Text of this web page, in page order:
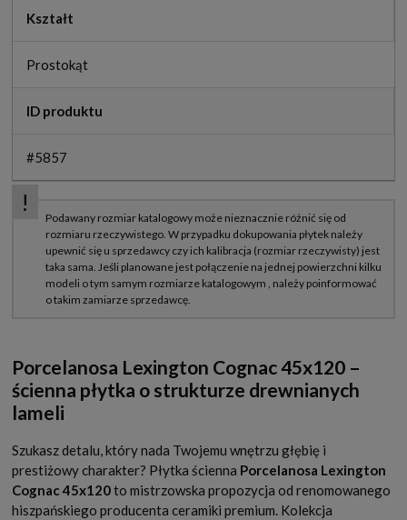
Kształt
Prostokąt
ID produktu
#5857
Porcelanosa Lexington Cognac 45x120 –
ścienna płytka o strukturze drewnianych
lameli
Szukasz detalu, który nada Twojemu wnętrzu głębię i
prestiżowy charakter? Płytka ścienna Porcelanosa Lexington
Cognac 45x120to mistrzowska propozycja od renomowanego
hiszpańskiego producenta ceramiki premium. Kolekcja